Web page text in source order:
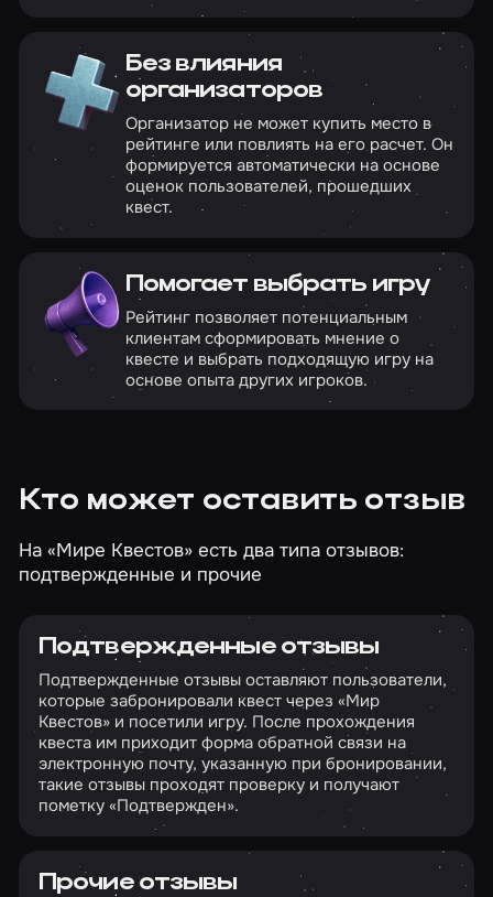
Без влияния
организаторов
Организатор не может купить место в
рейтинге или повлиять на его расчет. Он
формируется автоматически на основе
оценок пользователей, прошедших
квест.
Помогает выбрать игру
Рейтинг позволяет потенциальным
клиентам сформировать мнение о
квесте и выбрать подходящую игру на
основе опыта других игроков.
Кто может оставить отзыв
На «Мире Квестов» есть два типа отзывов:
подтвержденные и прочие
Подтвержденные отзывы
Подтвержденные отзывы оставляют пользователи,
которые забронировали квест через «Мир
Квестов» и посетили игру. После прохождения
квеста им приходит форма обратной связи на
электронную почту, указанную при бронировании,
такие отзывы проходят проверку и получают
пометку «Подтвержден».
Прочие отзывы